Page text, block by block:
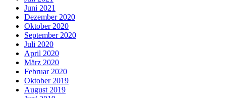
Juni 2021
Dezember 2020
Oktober 2020
September 2020
Juli 2020
April 2020
März 2020
Februar 2020
Oktober 2019
August 2019